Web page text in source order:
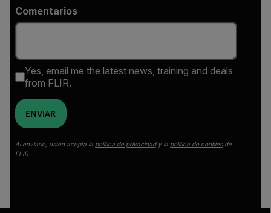
Comentarios
Yes, email me the latest news, training and deals
from FLIR.
ENVIAR
Al enviarlo, usted acepta la política de privacidady la política de cookiesde
FLIR.